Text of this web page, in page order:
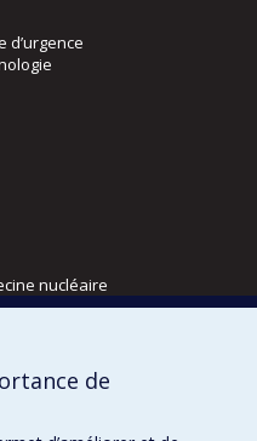
d’urgence
nucléaire
physique
de